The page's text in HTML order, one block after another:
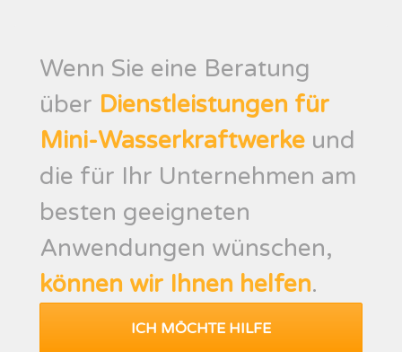
Wenn Sie eine Beratung
über Dienstleistungen für
Mini-Wasserkraftwerke und
die für Ihr Unternehmen am
besten geeigneten
Anwendungen wünschen,
können wir Ihnen helfen.
ICH MÖCHTE HILFE